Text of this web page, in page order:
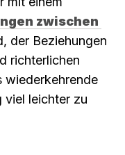
zwischen
der Beziehungen
richterlichen
wiederkehrende
viel leichter zu